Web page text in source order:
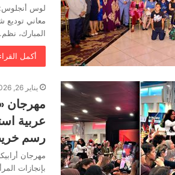
لوس أنجلوس:
معاني توديع
المبارك،
أكمل
يناير 26, 2026
مهرجان
عربية
رسم
مهرجان
بإنجازات